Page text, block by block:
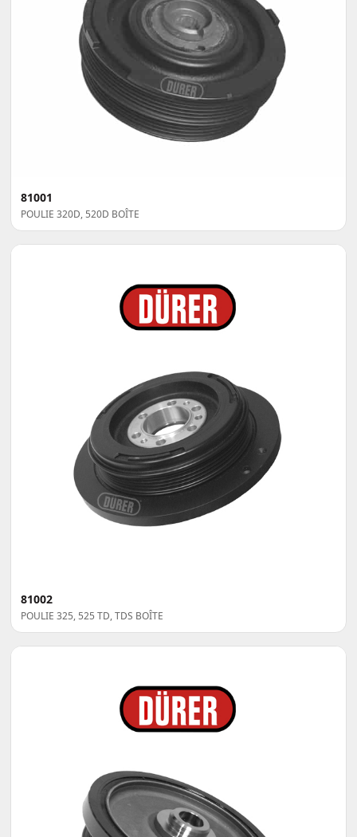
81001
POULIE 320D, 520D BOÎTE
81002
POULIE 325, 525 TD, TDS BOÎTE